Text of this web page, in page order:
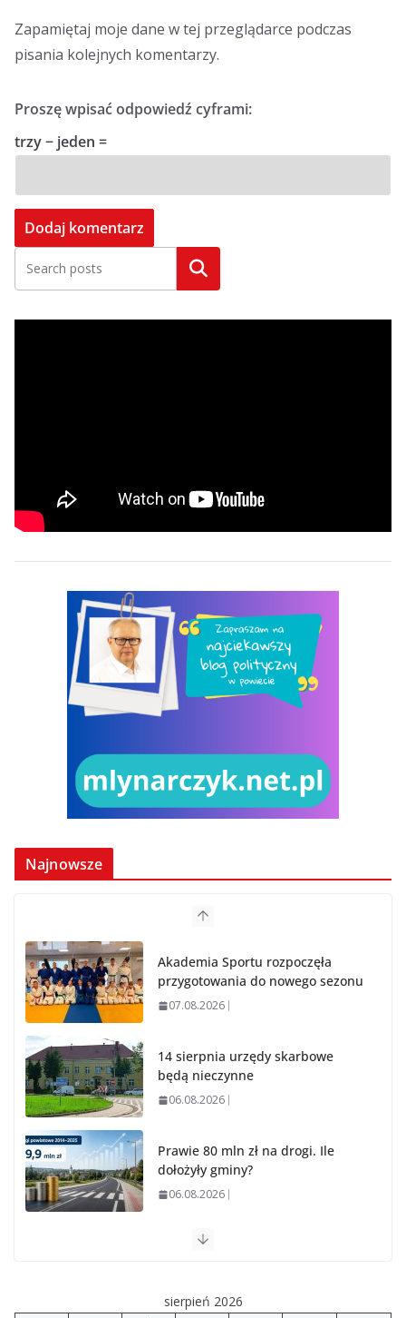
Zapamiętaj moje dane w tej przeglądarce podczas
pisania kolejnych komentarzy.
Proszę wpisać odpowiedź cyframi:
trzy − jeden =
Szukaj
Najnowsze
Akademia Sportu rozpoczęła
przygotowania do nowego sezonu
07.08.2026
14 sierpnia urzędy skarbowe
będą nieczynne
06.08.2026
Prawie 80 mln zł na drogi. Ile
dołożyły gminy?
06.08.2026
Szkoła we Władysławowie
sierpień 2026